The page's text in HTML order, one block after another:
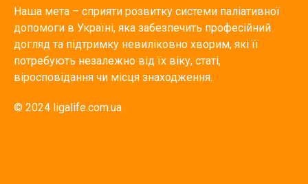
Наша мета – сприяти розвитку системи паліативної
допомоги в Україні, яка забезпечить професійний
догляд та підтримку невиліковно хворим, які її
потребують незалежно від їх віку, статі,
віросповідання чи місця знаходження.
© 2024 ligalife.com.ua